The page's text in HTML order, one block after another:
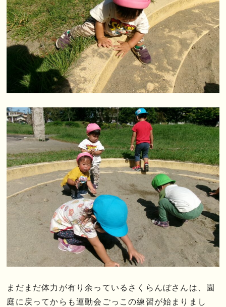
まだまだ体力が有り余っているさくらんぼさんは、園
庭に戻ってからも運動会ごっこの練習が始まりまし